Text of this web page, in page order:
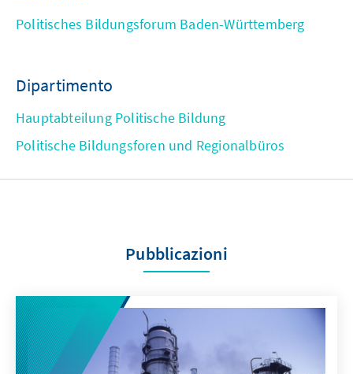
Politisches Bildungsforum Baden-Württemberg
Dipartimento
Hauptabteilung Politische Bildung
Politische Bildungsforen und Regionalbüros
Pubblicazioni